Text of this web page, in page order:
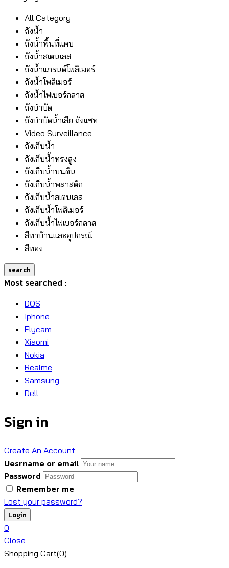
All Category
ถังน้ำ
ถังน้ำพื้นที่แคบ
ถังน้ำสเตนเลส
ถังน้ำแกรนด์โพลิเมอร์
ถังน้ำโพลิเมอร์
ถังน้ำไฟเบอร์กลาส
ถังบำบัด
ถังบำบัดน้ำเสีย ถังแซท
Video Surveillance
ถังเก็บน้ำ
ถังเก็บน้ำทรงสูง
ถังเก็บน้ำบนดิน
ถังเก็บน้ำพลาสติก
ถังเก็บน้ำสเตนเลส
ถังเก็บน้ำโพลิเมอร์
ถังเก็บน้ำไฟเบอร์กลาส
สีทาบ้านและอุปกรณ์
สีทอง
search
Most searched :
DOS
Iphone
Flycam
Xiaomi
Nokia
Realme
Samsung
Dell
Sign in
Create An Account
Uesrname or email
Password
Remember me
Lost your password?
0
Close
Shopping Cart(0)